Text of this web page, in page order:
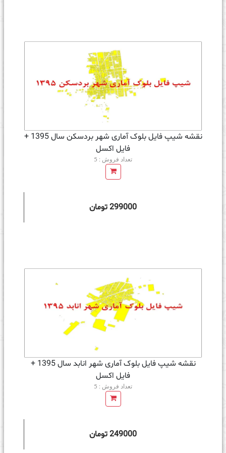
نقشه شیپ فایل بلوک آماری شهر بردسکن سال 1395 +
فايل اكسل
تعداد فروش : 5
299000 تومان
نقشه شیپ فایل بلوک آماری شهر انابد سال 1395 +
فايل اكسل
تعداد فروش : 5
249000 تومان